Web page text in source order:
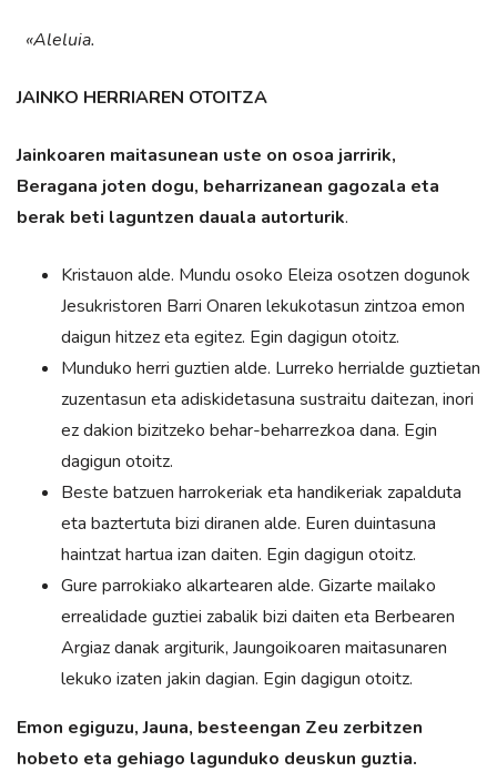
«Aleluia.
JAINKO HERRIAREN OTOITZA
Jainkoaren maitasunean uste on osoa jarririk,
Beragana joten dogu, beharrizanean gagozala eta
berak beti laguntzen dauala autorturik.
Kristauon alde. Mundu osoko Eleiza osotzen dogunok
Jesukristoren Barri Onaren lekukotasun zintzoa emon
daigun hitzez eta egitez. Egin dagigun otoitz.
Munduko herri guztien alde. Lurreko herrialde guztietan
zuzentasun eta adiskidetasuna sustraitu daitezan, inori
ez dakion bizitzeko behar-beharrezkoa dana. Egin
dagigun otoitz.
Beste batzuen harrokeriak eta handikeriak zapalduta
eta baztertuta bizi diranen alde. Euren duintasuna
haintzat hartua izan daiten. Egin dagigun otoitz.
Gure parrokiako alkartearen alde. Gizarte mailako
errealidade guztiei zabalik bizi daiten eta Berbearen
Argiaz danak argiturik, Jaungoikoaren maitasunaren
lekuko izaten jakin dagian. Egin dagigun otoitz.
Emon egiguzu, Jauna, besteengan Zeu zerbitzen
hobeto eta gehiago lagunduko deuskun guztia.